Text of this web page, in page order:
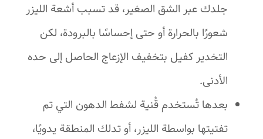
جلدك عبر الشق الصغير، قد تسبب أشعة الليزر
شعورًا بالحرارة أو حتى إحساسًا بالبرودة، لكن
التخدير كفيل بتخفيف الإزعاج الحاصل إلى حده
الأدنى.
بعدها تُستخدم قُنية لشفط الدهون التي تم
تفتيتها بواسطة الليزر، أو تدلك المنطقة يدويًا،